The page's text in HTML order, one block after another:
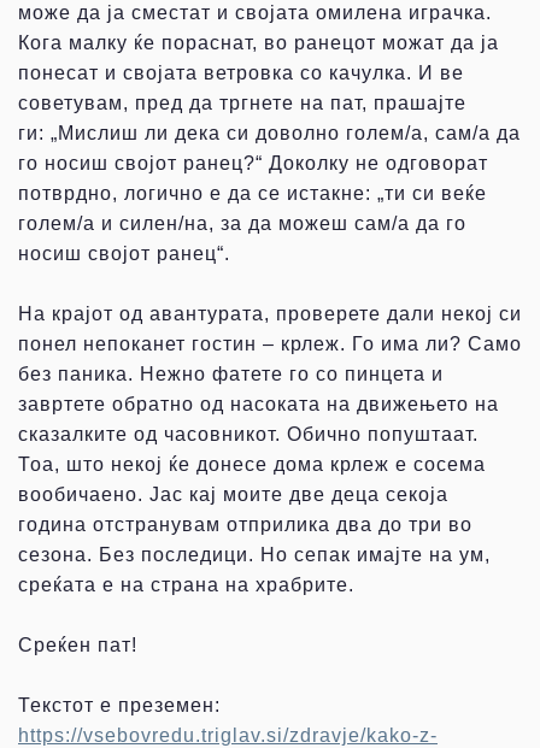
може да ја сместат и својата омилена играчка.
Кога малку ќе пораснат, во ранецот можат да ја
понесат и својата ветровка со качулка. И ве
советувам, пред да тргнете на пат, прашајте
ги: „Мислиш ли дека си доволно голем/а, сам/а да
го носиш својот ранец?“ Доколку не одговорат
потврдно, логично е да се истакне: „ти си веќе
голем/а и силен/на, за да можеш сам/а да го
носиш својот ранец“.
На крајот од авантурата, проверете дали некој си
понел непоканет гостин – крлеж. Го има ли? Само
без паника. Нежно фатете го со пинцета и
завртете обратно од насоката на движењето на
сказалките од часовникот. Обично попуштаат.
Тоа, што некој ќе донесе дома крлеж е сосема
вообичаено. Јас кај моите две деца секоја
година отстранувам отприлика два до три во
сезона. Без последици. Но сепак имајте на ум,
среќата е на страна на храбрите.
Среќен пат!
Текстот е преземен:
https://vsebovredu.triglav.si/zdravje/kako-z-